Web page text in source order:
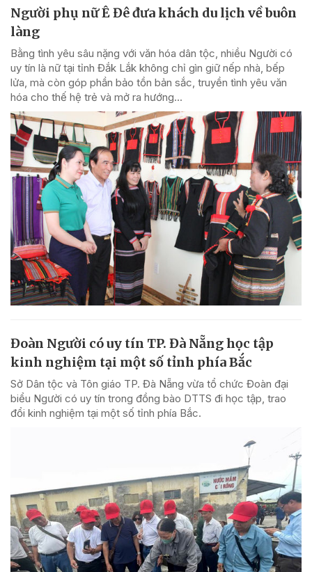
Người phụ nữ Ê Đê đưa khách du lịch về buôn
làng
Bằng tình yêu sâu nặng với văn hóa dân tộc, nhiều Người có
uy tín là nữ tại tỉnh Đắk Lắk không chỉ gìn giữ nếp nhà, bếp
lửa, mà còn góp phần bảo tồn bản sắc, truyền tình yêu văn
hóa cho thế hệ trẻ và mở ra hướng...
Đoàn Người có uy tín TP. Đà Nẵng học tập
kinh nghiệm tại một số tỉnh phía Bắc
Sở Dân tộc và Tôn giáo TP. Đà Nẵng vừa tổ chức Đoàn đại
biểu Người có uy tín trong đồng bào DTTS đi học tập, trao
đổi kinh nghiệm tại một số tỉnh phía Bắc.